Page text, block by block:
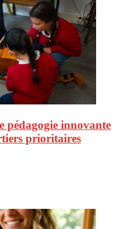
pédagogie innovante
prioritaires